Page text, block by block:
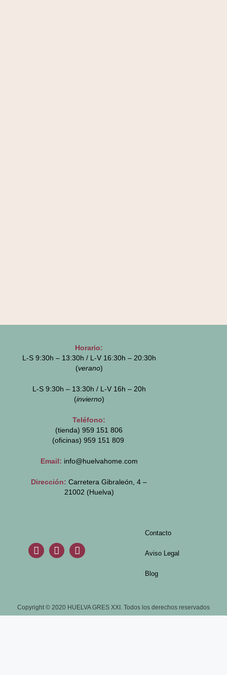
Horario:
L-S 9:30h – 13:30h / L-V 16:30h – 20:30h
(verano)
L-S 9:30h – 13:30h / L-V 16h – 20h
(invierno)
Teléfono:
(tienda) 959 151 806
(oficinas) 959 151 809
Email: info@huelvahome.com
Dirección: Carretera Gibraleón, 4 –
21002 (Huelva)
Contacto
Aviso Legal
Blog
Copyright © 2020 HUELVA GRES XXI. Todos los derechos reservados